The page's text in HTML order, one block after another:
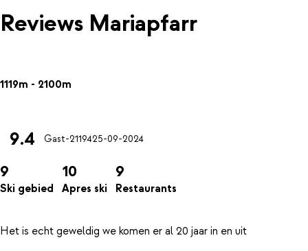
Reviews Mariapfarr
1119m - 2100m
9.4 Gast-2119425-09-2024
9
Ski gebied
10
Apres ski
9
Restaurants